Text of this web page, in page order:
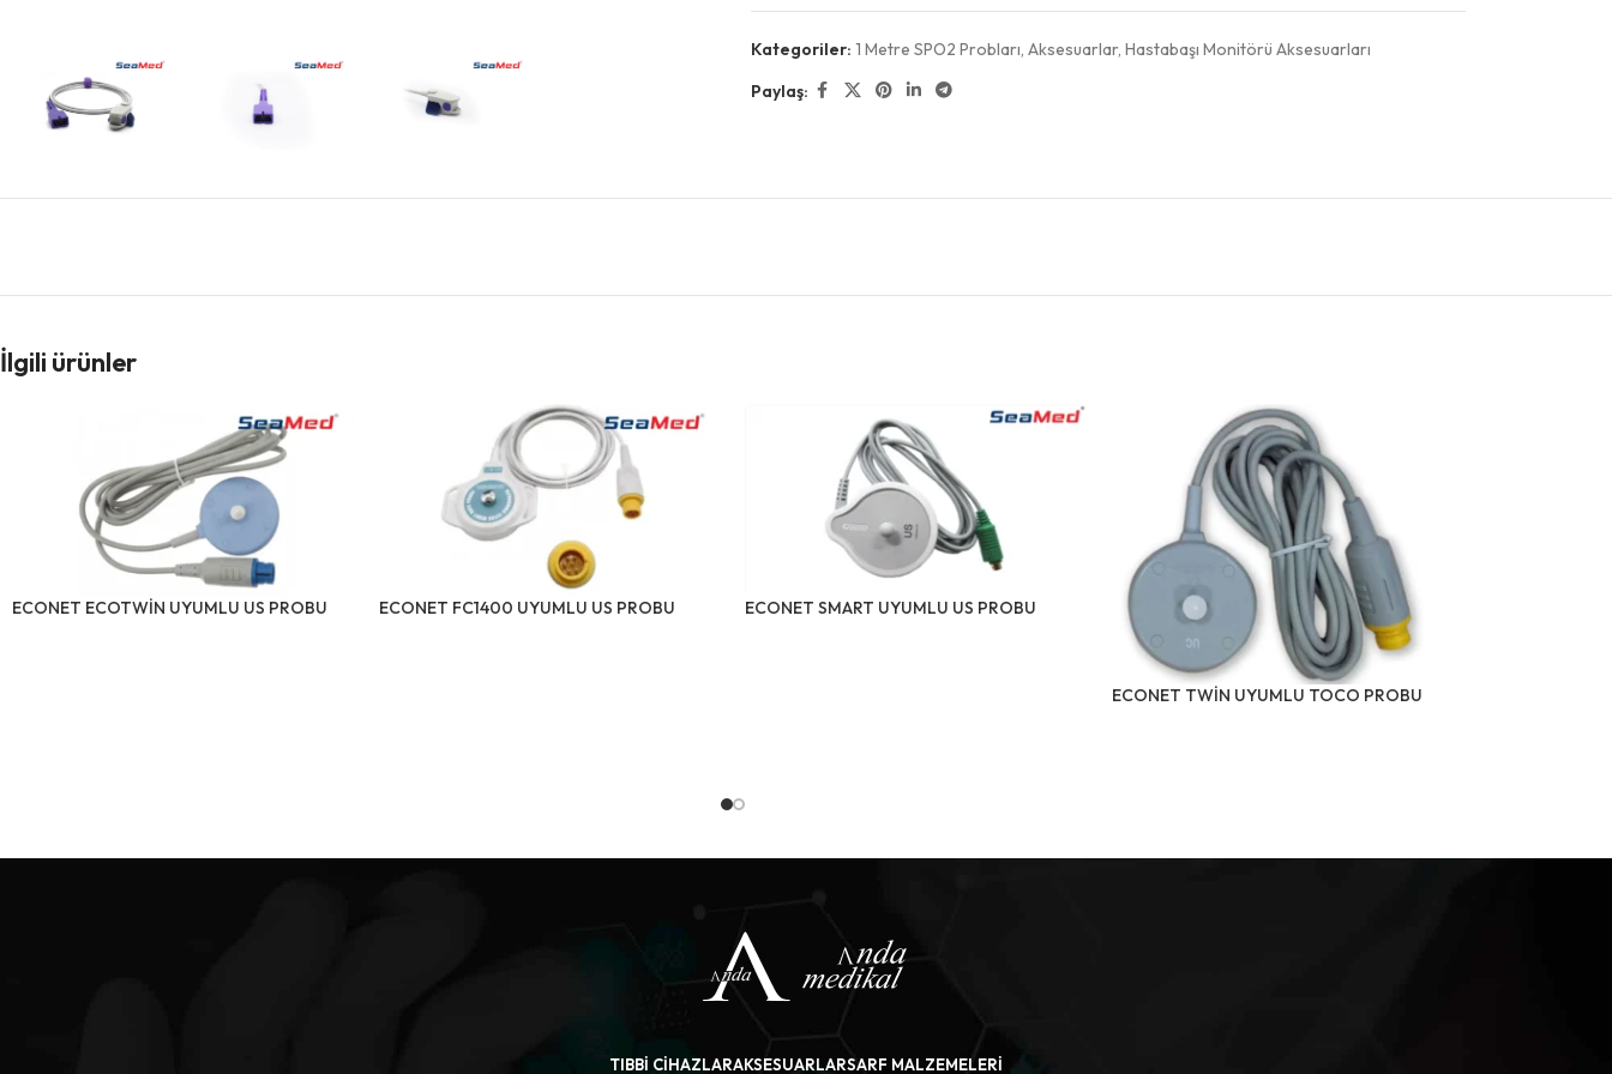
Kategoriler: 1 Metre SPO2 Probları, Aksesuarlar, Hastabaşı Monitörü Aksesuarları
Paylaş:
İlgili ürünler
ECONET ECOTWİN UYUMLU US PROBU ECONET FC1400 UYUMLU US PROBU ECONET SMART UYUMLU US PROBU
ECONET TWİN UYUMLU TOCO PROBU
TIBBI CIHAZLARAKSESUARLARSARF MALZEMELERI